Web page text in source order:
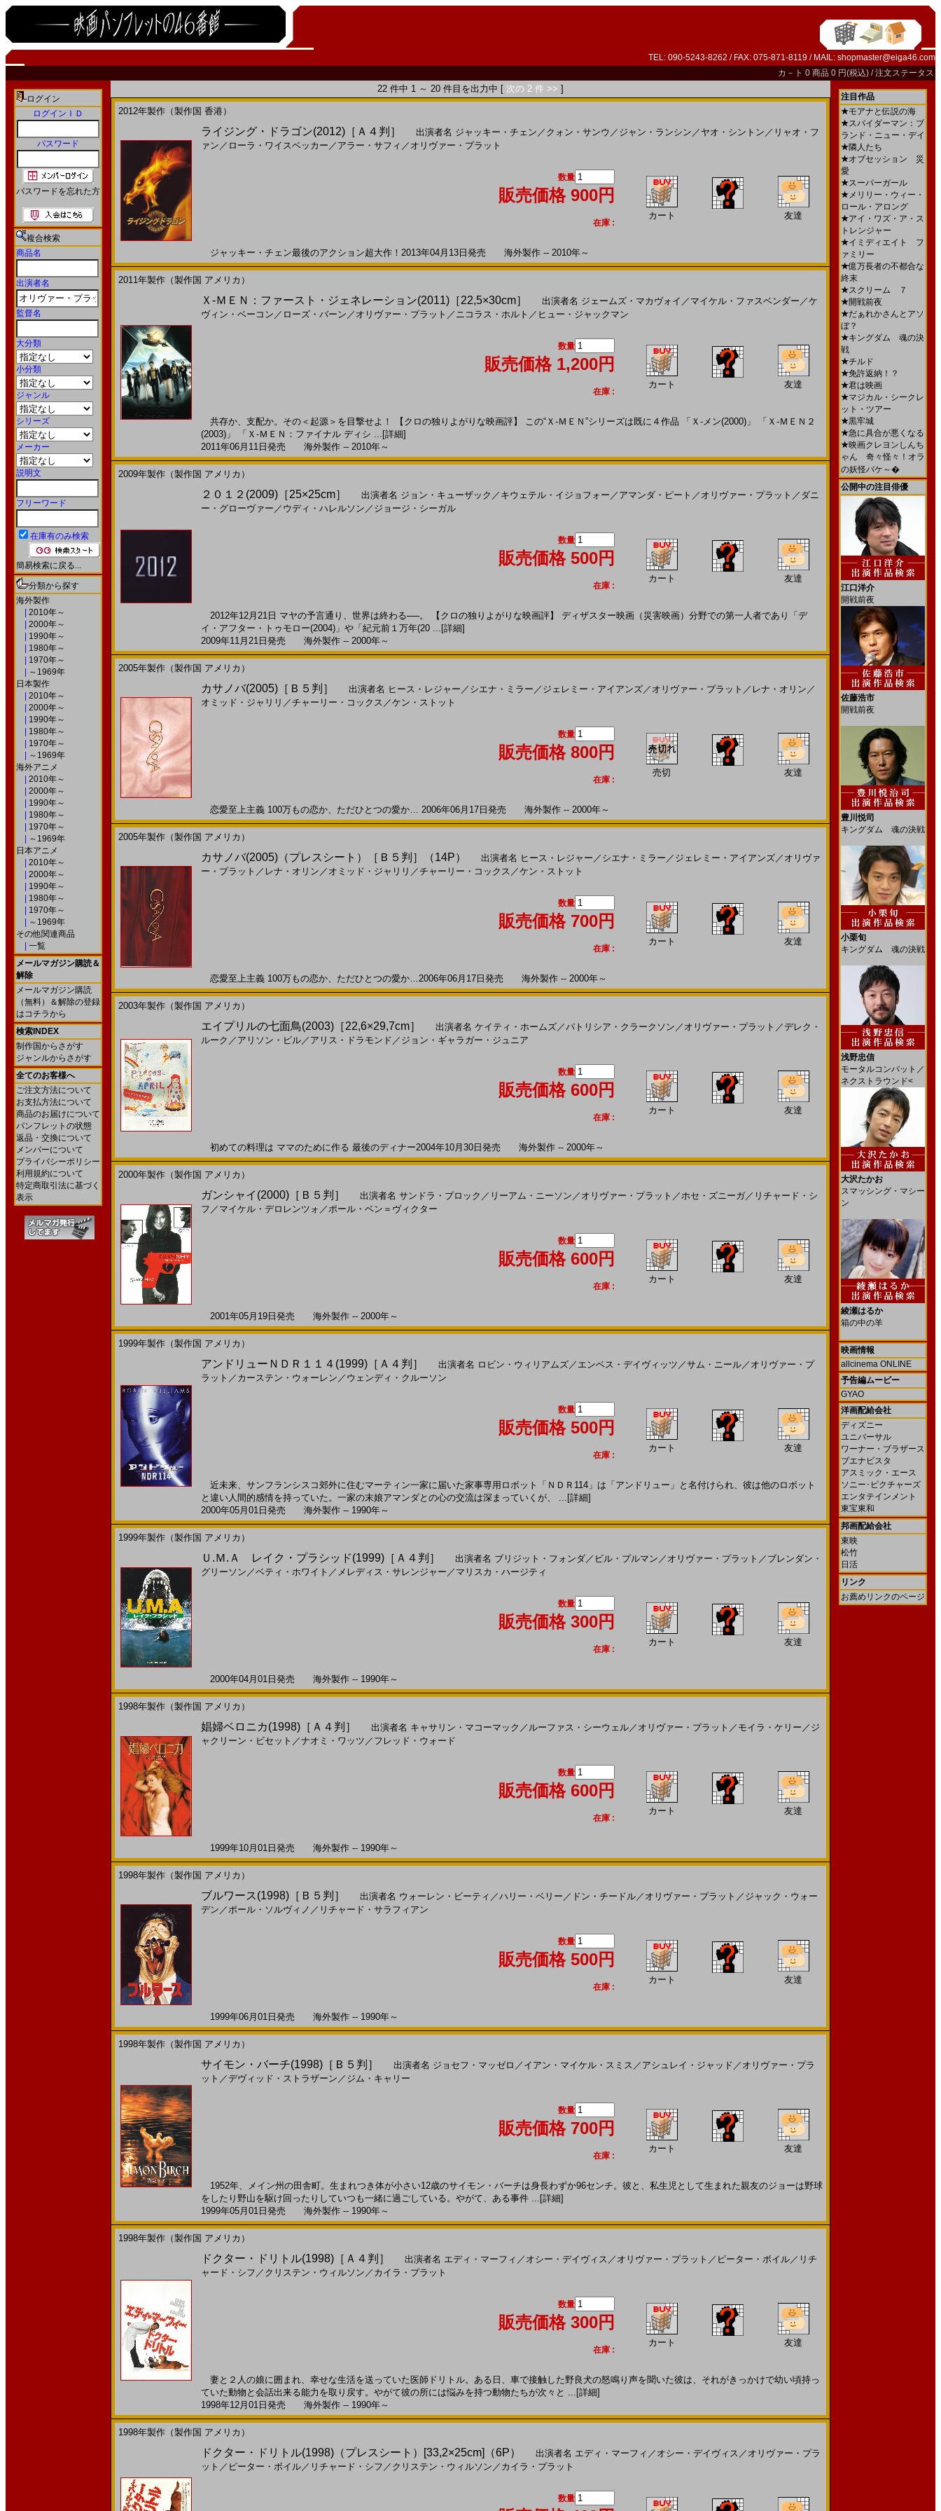
TEL: 090-5243-8262 / FAX: 075-871-8119 / MAIL: shopmaster@eiga46.com
カ－ト 0 商品 0 円(税込) /注文ステータス
ログイン
ログインＩＤ
パスワード
パスワードを忘れた方
複合検索
商品名
出演者名
監督名
大分類
小分類
ジャンル
シリーズ
メーカー
説明文
フリーワード
在庫有のみ検索
簡易検索に戻る...
分類から探す
海外製作
2010年～
2000年～
1990年～
1980年～
1970年～
～1969年
日本製作
2010年～
2000年～
1990年～
1980年～
1970年～
～1969年
海外アニメ
2010年～
2000年～
1990年～
1980年～
1970年～
～1969年
日本アニメ
2010年～
2000年～
1990年～
1980年～
1970年～
～1969年
その他関連商品
一覧
メールマガジン購読＆
解除
メールマガジン購読
（無料）＆解除の登録
はコチラから
検索INDEX
制作国からさがす
ジャンルからさがす
全てのお客様へ
ご注文方法について
お支払方法について
商品のお届けについて
パンフレットの状態
返品・交換について
メンバーについて
プライバシーポリシー
利用規約について
特定商取引法に基づく
表示
22 件中 1 ～ 20 件目を出力中 [ 次の 2 件 >> ]
2012年製作（製作国 香港）
ライジング・ドラゴン(2012)［Ａ４判］ 出演者名 ジャッキー・チェン ／ クォン・サンウ ／ ジャン・ランシン ／ ヤオ・シントン ／ リャオ・フ
ァン ／ ローラ・ワイスベッカー ／ アラー・サフィ ／ オリヴァー・プラット
数量
販売価格 900円
在庫 :
カート 友達
ジャッキー・チェン最後のアクション超大作！2013年04月13日発売 海外製作 -- 2010年～
2011年製作（製作国 アメリカ）
Ｘ-ＭＥＮ：ファースト・ジェネレーション(2011)［22,5×30cm］ 出演者名 ジェームズ・マカヴォイ ／ マイケル・ファスベンダー ／ケ
ヴィン・ベーコン ／ ローズ・バーン ／ オリヴァー・プラット ／ ニコラス・ホルト ／ ヒュー・ジャックマン
数量
販売価格 1,200円
在庫 :
カート 友達
共存か、支配か。その＜起源＞を目撃せよ！ 【クロの独りよがりな映画評】 この“Ｘ-ＭＥＮ”シリーズは既に４作品 「Ｘ-メン(2000)」 「Ｘ-ＭＥＮ２
(2003)」 「Ｘ-ＭＥＮ：ファイナル ディシ ... [詳細]
2011年06月11日発売 海外製作 -- 2010年～
2009年製作（製作国 アメリカ）
２０１２(2009)［25×25cm］ 出演者名 ジョン・キューザック ／ キウェテル・イジョフォー ／ アマンダ・ピート ／ オリヴァー・プラット ／ ダニ
ー・グローヴァー ／ ウディ・ハレルソン ／ ジョージ・シーガル
数量
販売価格 500円
在庫 :
カート 友達
2012年12月21日 マヤの予言通り、世界は終わる──。 【クロの独りよがりな映画評】 ディザスター映画（災害映画）分野での第一人者であり「デ
イ・アフター・トゥモロー(2004)」や「紀元前１万年(20 ... [詳細]
2009年11月21日発売 海外製作 -- 2000年～
2005年製作（製作国 アメリカ）
カサノバ(2005)［Ｂ５判］ 出演者名 ヒース・レジャー ／ シエナ・ミラー ／ ジェレミー・アイアンズ／ オリヴァー・プラット ／ レナ・オリン ／
オミッド・ジャリリ ／チャーリー・コックス ／ケン・ストット
数量
販売価格 800円
在庫 :
売切 友達
恋愛至上主義 100万もの恋か、ただひとつの愛か… 2006年06月17日発売 海外製作 -- 2000年～
2005年製作（製作国 アメリカ）
カサノバ(2005)（プレスシート）［Ｂ５判］（14P） 出演者名 ヒース・レジャー ／ シエナ・ミラー ／ ジェレミー・アイアンズ／ オリヴァ
ー・プラット ／ レナ・オリン ／ オミッド・ジャリリ ／チャーリー・コックス ／ケン・ストット
数量
販売価格 700円
在庫 :
カート 友達
恋愛至上主義 100万もの恋か、ただひとつの愛か…2006年06月17日発売 海外製作 -- 2000年～
2003年製作（製作国 アメリカ）
エイプリルの七面鳥(2003)［22,6×29,7cm］ 出演者名 ケイティ・ホームズ／パトリシア・クラークソン ／ オリヴァー・プラット ／デレク・
ルーク ／ アリソン・ピル／ アリス・ドラモンド ／ ジョン・ギャラガー・ジュニア
数量
販売価格 600円
在庫 :
カート 友達
初めての料理は ママのために作る 最後のディナー2004年10月30日発売 海外製作 -- 2000年～
2000年製作（製作国 アメリカ）
ガンシャイ(2000)［Ｂ５判］ 出演者名 サンドラ・ブロック ／ リーアム・ニーソン ／ オリヴァー・プラット ／ホセ・ズニーガ／ リチャード・シ
フ ／ マイケル・デロレンツォ ／ポール・ベン＝ヴィクター
数量
販売価格 600円
在庫 :
カート 友達
2001年05月19日発売 海外製作 -- 2000年～
1999年製作（製作国 アメリカ）
アンドリューＮＤＲ１１４(1999)［Ａ４判］ 出演者名 ロビン・ウィリアムズ／ エンベス・デイヴィッツ ／サム・ニール／ オリヴァー・プ
ラット ／ カーステン・ウォーレン ／ ウェンディ・クルーソン
数量
販売価格 500円
在庫 :
カート 友達
近未来、サンフランシスコ郊外に住むマーティン一家に届いた家事専用ロボット「ＮＤＲ114」は「アンドリュー」と名付けられ、彼は他のロボット
と違い人間的感情を持っていた。一家の末娘アマンダとの心の交流は深まっていくが、 ... [詳細]
2000年05月01日発売 海外製作 -- 1990年～
1999年製作（製作国 アメリカ）
Ｕ.Ｍ.Ａ レイク・プラシッド(1999)［Ａ４判］ 出演者名 ブリジット・フォンダ／ ビル・プルマン ／ オリヴァー・プラット ／ ブレンダン・
グリーソン ／ベティ・ホワイト ／ メレディス・サレンジャー ／ マリスカ・ハージティ
数量
販売価格 300円
在庫 :
カート 友達
2000年04月01日発売 海外製作 -- 1990年～
1998年製作（製作国 アメリカ）
娼婦ベロニカ(1998)［Ａ４判］ 出演者名 キャサリン・マコーマック ／ ルーファス・シーウェル／ オリヴァー・プラット ／ モイラ・ケリー ／ ジ
ャクリーン・ビセット ／ナオミ・ワッツ ／ フレッド・ウォード
数量
販売価格 600円
在庫 :
カート 友達
1999年10月01日発売 海外製作 -- 1990年～
1998年製作（製作国 アメリカ）
ブルワース(1998)［Ｂ５判］ 出演者名 ウォーレン・ビーティ ／ハリー・ベリー ／ ドン・チードル／ オリヴァー・プラット ／ ジャック・ウォー
デン ／ポール・ソルヴィノ ／ リチャード・サラフィアン
数量
販売価格 500円
在庫 :
カート 友達
1999年06月01日発売 海外製作 -- 1990年～
1998年製作（製作国 アメリカ）
サイモン・バーチ(1998)［Ｂ５判］ 出演者名 ジョセフ・マッゼロ ／ イアン・マイケル・スミス ／ アシュレイ・ジャッド ／ オリヴァー・プラ
ット ／デヴィッド・ストラザーン ／ ジム・キャリー
数量
販売価格 700円
在庫 :
カート 友達
1952年、メイン州の田舎町。生まれつき体が小さい12歳のサイモン・バーチは身長わずか96センチ。彼と、私生児として生まれた親友のジョーは野球
をしたり野山を駆け回ったりしていつも一緒に過ごしている。やがて、ある事件 ... [詳細]
1999年05月01日発売 海外製作 -- 1990年～
1998年製作（製作国 アメリカ）
ドクター・ドリトル(1998)［Ａ４判］ 出演者名 エディ・マーフィ ／ オシー・デイヴィス ／ オリヴァー・プラット ／ ピーター・ボイル／ リチ
ャード・シフ ／ クリステン・ウィルソン ／ カイラ・プラット
数量
販売価格 300円
在庫 :
カート 友達
妻と２人の娘に囲まれ、幸せな生活を送っていた医師ドリトル。ある日、車で接触した野良犬の怒鳴り声を聞いた彼は、それがきっかけで幼い頃持っ
ていた動物と会話出来る能力を取り戻す。やがて彼の所には悩みを持つ動物たちが次々と ... [詳細]
1998年12月01日発売 海外製作 -- 1990年～
1998年製作（製作国 アメリカ）
ドクター・ドリトル(1998)（プレスシート）[33,2×25cm]（6P） 出演者名 エディ・マーフィ ／ オシー・デイヴィス ／ オリヴァー・プラ
ット ／ ピーター・ボイル／ リチャード・シフ ／ クリステン・ウィルソン ／ カイラ・プラット
数量
注目作品
★モアナと伝説の海
★スパイダーマン：ブ
ランド・ニュー・デイ
★隣人たち
★オブセッション 災
愛
★スーパーガール
★メリリー・ウィー・
ロール・アロング
★アイ・ワズ・ア・ス
トレンジャー
★イミディエイト フ
ァミリー
★億万長者の不都合な
終末
★スクリーム ７
★開戦前夜
★だぁれかさんとアソ
ぼ？
★キングダム 魂の決
戦
★チルド
★免許返納！？
★君は映画
★マジカル・シークレ
ット・ツアー
★黒牢城
★急に具合が悪くなる
★映画クレヨンしんち
ゃん 奇々怪々！オラ
の妖怪バケ～�
公開中の注目俳優
江口洋介
開戦前夜
佐藤浩市
開戦前夜
豊川悦司
キングダム 魂の決戦
小栗旬
キングダム 魂の決戦
浅野忠信
モータルコンバット／
ネクストラウンド<
大沢たかお
スマッシング・マシー
ン
綾瀬はるか
箱の中の羊
映画情報
allcinema ONLINE
予告編ムービー
GYAO
洋画配給会社
ディズニー
ユニバーサル
ワーナー・ブラザース
ブエナビスタ
アスミック・エース
ソニー･ピクチャーズ
エンタテインメント
東宝東和
邦画配給会社
東映
松竹
日活
リンク
お薦めリンクのページ